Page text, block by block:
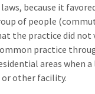
because it
of people
the practice did not
practice
areas when a
or other facility.